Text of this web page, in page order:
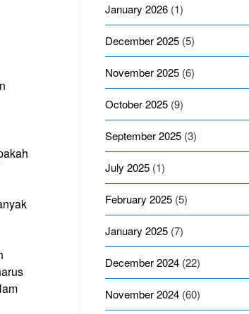
January 2026(1)
December 2025(5)
November 2025(6)
October 2025(9)
September 2025(3)
July 2025(1)
February 2025(5)
January 2025(7)
December 2024(22)
November 2024(60)